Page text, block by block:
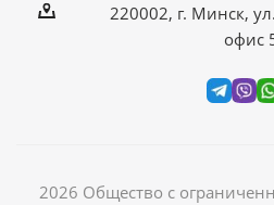
220002, г. Минск,
офис
2026 Общество с